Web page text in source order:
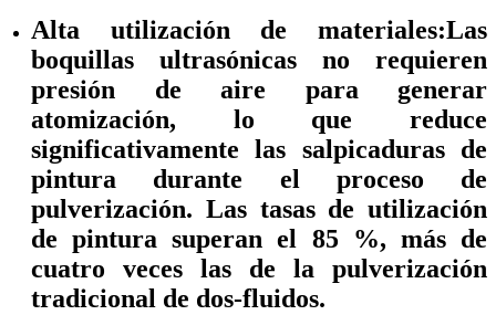
Alta utilización de materiales:Las
boquillas ultrasónicas no requieren
presión de aire para generar
atomización, lo que reduce
significativamente las salpicaduras de
pintura durante el proceso de
pulverización. Las tasas de utilización
de pintura superan el 85 %, más de
cuatro veces las de la pulverización
tradicional de dos-fluidos.